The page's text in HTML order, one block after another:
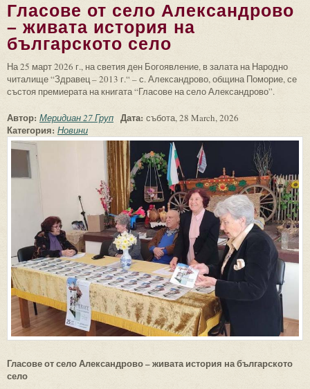
Гласове от село Александрово
– живата история на
българското село
На 25 март 2026 г., на светия ден Богоявление, в залата на Народно
читалище “Здравец – 2013 г.“ – с. Александрово, община Поморие, се
състоя премиерата на книгата “Гласове на село Александрово”.
Автор: Меридиан 27 Груп Дата: събота, 28 March, 2026
Категория: Новини
Гласове от село Александрово – живата история на българското
село